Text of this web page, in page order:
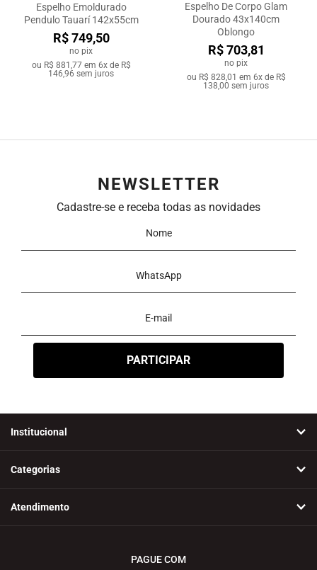
Espelho Emoldurado
Pendulo Tauarí 142x55cm
R$ 749,50
no pix
ou R$ 881,77em 6x de R$
146,96 sem juros
Espelho De Corpo Glam
Dourado 43x140cm
Oblongo
R$ 703,81
no pix
ou R$ 828,01 em 6x de R$
138,00 sem juros
NEWSLETTER
Cadastre-se e receba todas as novidades
Institucional
Categorias
Atendimento
PAGUE COM